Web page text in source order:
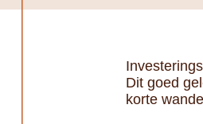
Dit goed
korte